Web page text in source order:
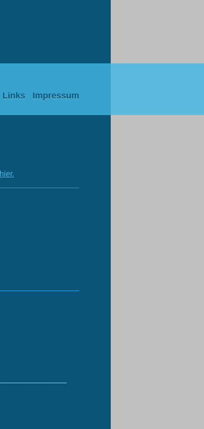
Links Impressum
hier.